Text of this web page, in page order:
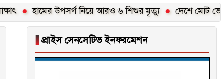
হামের উপসর্গ নিয়ে আরও ৬ শিশুর মৃত্যু দেশে মোট ভোটার
▐ প্রাইস সেনসেটিভ ইনফরমেশন